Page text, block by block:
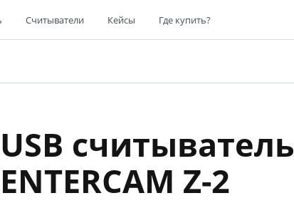
Считыватели Кейсы Где купить?
USB считыватель
ENTERCAM Z-2